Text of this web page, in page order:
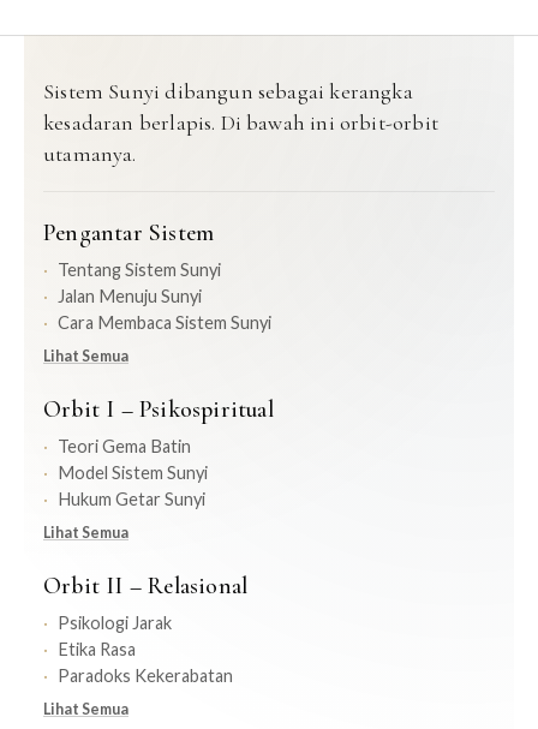
Sistem Sunyi dibangun sebagai kerangka
kesadaran berlapis. Di bawah ini orbit-orbit
utamanya.
Pengantar Sistem
Tentang Sistem Sunyi
Jalan Menuju Sunyi
Cara Membaca Sistem Sunyi
Lihat Semua
Orbit I – Psikospiritual
Teori Gema Batin
Model Sistem Sunyi
Hukum Getar Sunyi
Lihat Semua
Orbit II – Relasional
Psikologi Jarak
Etika Rasa
Paradoks Kekerabatan
Lihat Semua